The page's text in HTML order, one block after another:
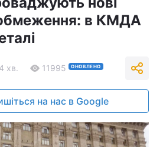
обмеження: в КМДА
4 хв. 11995 ОНОВЛЕНО
на нас в Google